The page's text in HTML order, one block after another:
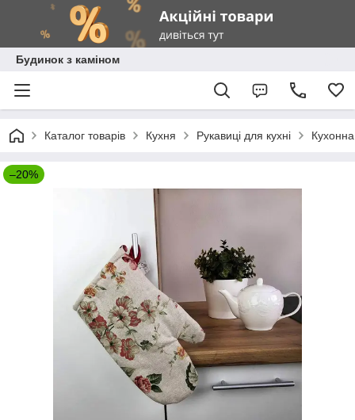
Будинок з каміном
Каталог товарів Кухня Рукавиці для кухні
–20%